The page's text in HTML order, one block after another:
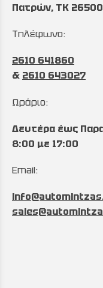
Πατρών, TK 26500
Τηλέφωνο:
2610 641860
& 2610 643027
Ωράριο:
Δευτέρα έως
8:00 με 17:00
Email: